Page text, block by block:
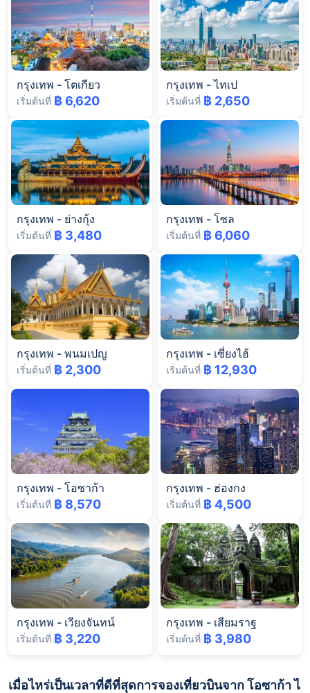
กรุงเทพ - โตเกียว
เริ่มต้นที่ ฿ 6,620
กรุงเทพ -ไทเป
เริ่มต้นที่ ฿ 2,650
กรุงเทพ - ย่างกุ้ง
เริ่มต้นที่ ฿ 3,480
กรุงเทพ - โซล
เริ่มต้นที่ ฿ 6,060
กรุงเทพ - พนมเปญ
เริ่มต้นที่ ฿ 2,300
กรุงเทพ - เซี่ยงไฮ้
เริ่มต้นที่ ฿ 12,930
กรุงเทพ - โอซาก้า
เริ่มต้นที่ ฿ 8,570
กรุงเทพ - ฮ่องกง
เริ่มต้นที่ ฿ 4,500
กรุงเทพ - เวียงจันทน์
เริ่มต้นที่ ฿ 3,220
กรุงเทพ - เสียมราฐ
เริ่มต้นที่ ฿ 3,980
เมื่อไหร่เป็นเวลาที่ดีที่สุดการจองเที่ยวบินจาก โอซาก้า ไ